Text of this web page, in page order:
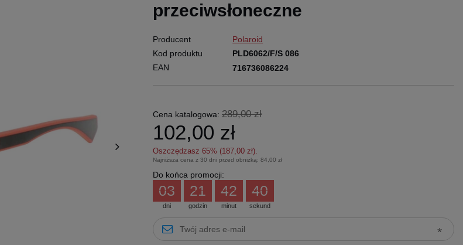
przeciwsłoneczne
Producent
Polaroid
Kod produktu
PLD6062/F/S 086
EAN
716736086224
Cena katalogowa: 289,00 zł
102,00 zł
Oszczędzasz 65% (187,00 zł).
Najniższa cena z 30 dni przed obniżką: 84,00 zł
Do końca promocji:
dni
03
godzin
21
minut
42
sekund
39